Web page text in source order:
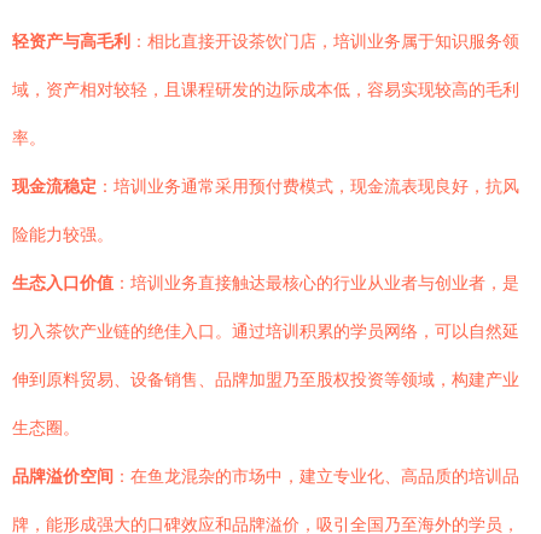
轻资产与高毛利 ：相比直接开设茶饮门店，培训业务属于知识服务领
域，资产相对较轻，且课程研发的边际成本低，容易实现较高的毛利
率。
现金流稳定 ：培训业务通常采用预付费模式，现金流表现良好，抗风
险能力较强。
生态入口价值 ：培训业务直接触达最核心的行业从业者与创业者，是
切入茶饮产业链的绝佳入口。通过培训积累的学员网络，可以自然延
伸到原料贸易、设备销售、品牌加盟乃至股权投资等领域，构建产业
生态圈。
品牌溢价空间 ：在鱼龙混杂的市场中，建立专业化、高品质的培训品
牌，能形成强大的口碑效应和品牌溢价，吸引全国乃至海外的学员，